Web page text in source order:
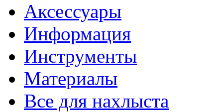
Аксессуары
Информация
Инструменты
Материалы
Все для нахлыста